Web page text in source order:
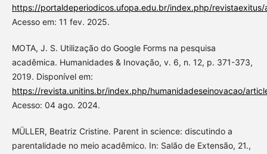
https://portaldeperiodicos.ufopa.edu.br/index.php/
Acesso em: 11 fev. 2025.
MOTA, J. S. Utilização do Google Forms na pesquisa
acadêmica. Humanidades & Inovação, v. 6, n. 12, p. 371-373,
2019. Disponível em:
https://revista.unitins.br/index.php/humanidadeseinovacao/
Acesso: 04 ago. 2024.
MÜLLER, Beatriz Cristine. Parent in science: discutindo a
parentalidade no meio acadêmico. In: Salão de Extensão, 21.,